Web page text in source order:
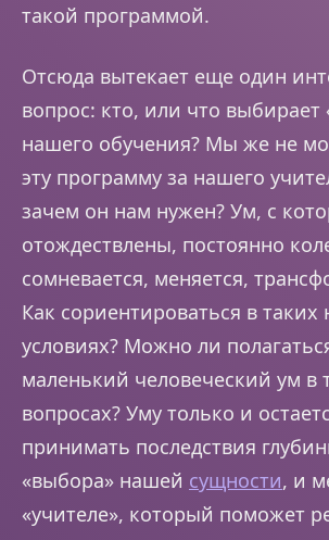
такой программой.
Отсюда вытекает еще один
вопрос: кто, или что выбирает
нашего обучения? Мы же не
эту программу за нашего
зачем он нам нужен? Ум, с
отождествлены, постоянно
сомневается, меняется,
Как сориентироваться в таких
условиях? Можно ли
маленький человеческий ум в
вопросах? Уму только и
принимать последствия
«выбора» нашей сущности, и
«учителе», который поможет